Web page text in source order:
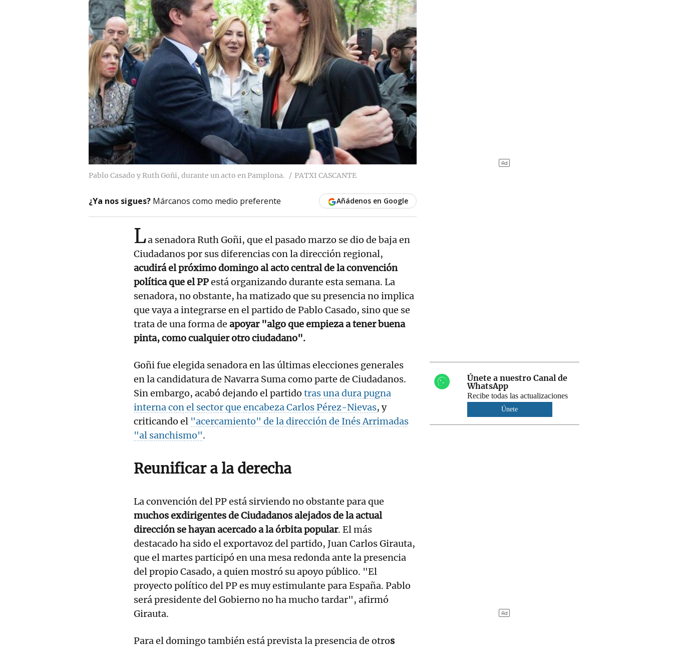
Pablo Casado y Ruth Goñi, durante un acto en Pamplona. PATXI CASCANTE
¿Ya nos sigues? Márcanos como medio preferente Añádenos en Google
La senadora Ruth Goñi, que el pasado marzo se dio de baja en
Ciudadanos por sus diferencias con la dirección regional,
acudirá el próximo domingo al acto central de la convención
política que el PPestá organizando durante esta semana. La
senadora, no obstante, ha matizado que su presencia no implica
que vaya a integrarse en el partido de Pablo Casado, sino que se
trata de una forma de apoyar "algo que empieza a tener buena
pinta, como cualquier otro ciudadano".
Goñi fue elegida senadora en las últimas elecciones generales
en la candidatura de Navarra Suma como parte de Ciudadanos.
Sin embargo, acabó dejando el partido tras una dura pugna
interna con el sector que encabeza Carlos Pérez-Nievas, y
criticando el "acercamiento" de la dirección de Inés Arrimadas
"al sanchismo".
Reunificar a la derecha
La convención del PP está sirviendo no obstante para que
muchos exdirigentes de Ciudadanos alejados de la actual
dirección se hayan acercado a la órbita popular. El más
destacado ha sido el exportavoz del partido, Juan Carlos Girauta,
que el martes participó en una mesa redonda ante la presencia
del propio Casado, a quien mostró su apoyo público. "El
proyecto político del PP es muy estimulante para España. Pablo
será presidente del Gobierno no ha mucho tardar", afirmó
Girauta.
Para el domingo también está prevista la presencia de otros
Únete a nuestro Canal de
WhatsApp
Recibe todas las actualizaciones
Únete